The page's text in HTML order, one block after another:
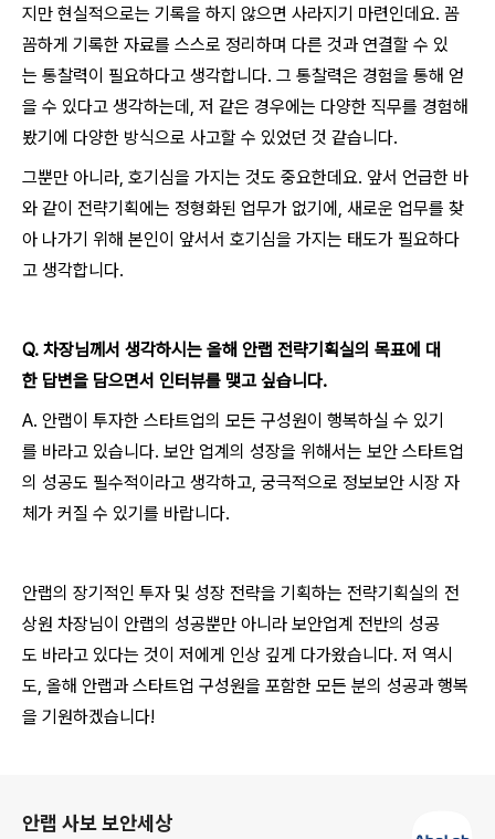
지만 현실적으로는 기록을 하지 않으면 사라지기 마련인데요. 꼼
꼼하게 기록한 자료를 스스로 정리하며 다른 것과 연결할 수 있
는 통찰력이 필요하다고 생각합니다. 그 통찰력은 경험을 통해 얻
을 수 있다고 생각하는데, 저 같은 경우에는 다양한 직무를 경험해
봤기에 다양한 방식으로 사고할 수 있었던 것 같습니다.
그뿐만 아니라, 호기심을 가지는 것도 중요한데요. 앞서 언급한 바
와 같이 전략기획에는 정형화된 업무가 없기에, 새로운 업무를 찾
아 나가기 위해 본인이 앞서서 호기심을 가지는 태도가 필요하다
고 생각합니다.
Q. 차장님께서 생각하시는 올해 안랩 전략기획실의 목표에 대
한 답변을 담으면서 인터뷰를 맺고 싶습니다.
A. 안랩이 투자한 스타트업의 모든 구성원이 행복하실 수 있기
를 바라고 있습니다. 보안 업계의 성장을 위해서는 보안 스타트업
의 성공도 필수적이라고 생각하고, 궁극적으로 정보보안 시장 자
체가 커질 수 있기를 바랍니다.
안랩의 장기적인 투자 및 성장 전략을 기획하는 전략기획실의 전
상원 차장님이 안랩의 성공뿐만 아니라 보안업계 전반의 성공
도 바라고 있다는 것이 저에게 인상 깊게 다가왔습니다. 저 역시
도, 올해 안랩과 스타트업 구성원을 포함한 모든 분의 성공과 행복
을 기원하겠습니다!
안랩 사보 보안세상